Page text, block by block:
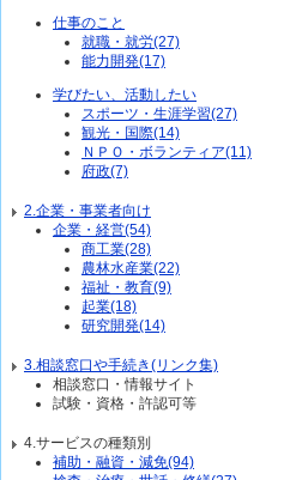
仕事のこと
就職・就労(27)
能力開発(17)
学びたい、活動したい
スポーツ・生涯学習(27)
観光・国際(14)
ＮＰＯ・ボランティア(11)
府政(7)
2.企業・事業者向け
企業・経営(54)
商工業(28)
農林水産業(22)
福祉・教育(9)
起業(18)
研究開発(14)
3.相談窓口や手続き(リンク集)
相談窓口・情報サイト
試験・資格・許認可等
4.サービスの種類別
補助・融資・減免(94)